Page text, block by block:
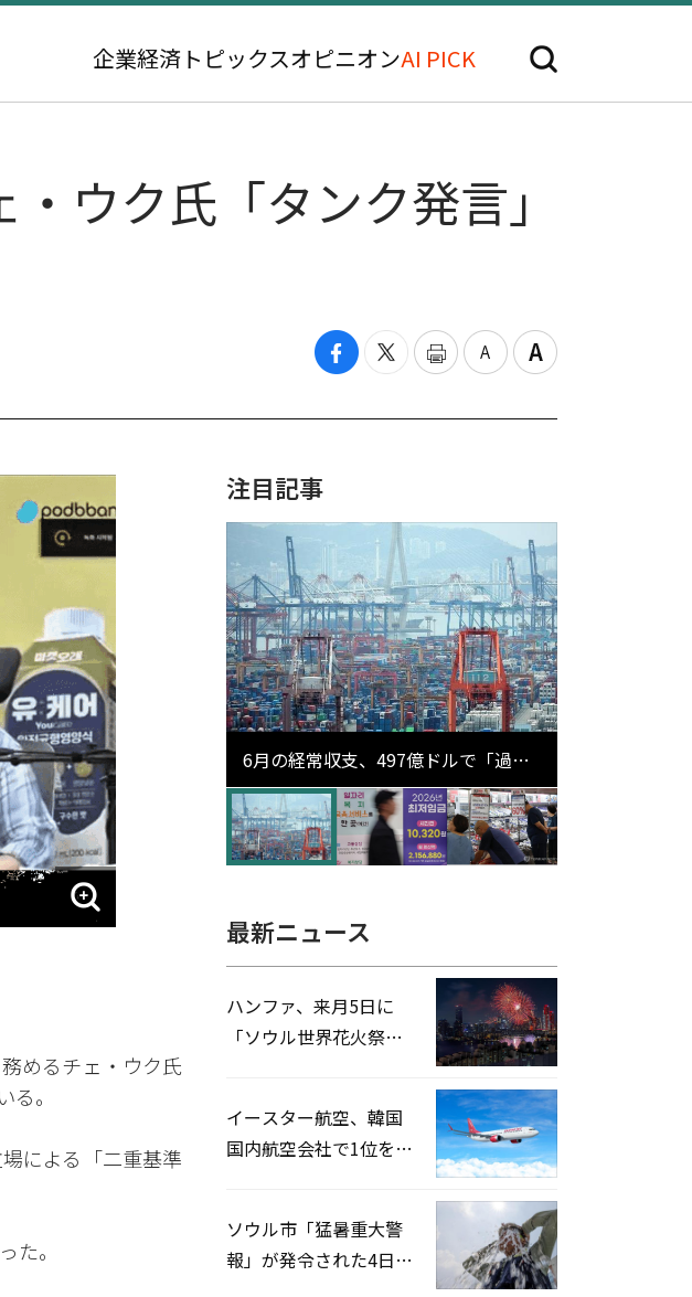
企業経済 トピックスオピニオンAI PICK
ウク氏「タンク発言」
めるチェ・ウク氏
。
による「二重基準
た。
注目記事
6月の経常収支、497億ドルで「過去
最大」…輸出が初の1000億ドル突破
最新ニュース
ハンファ、来月5日に
「ソウル世界花火祭り
イースター航空、韓国
国内航空会社で1位を記
ソウル市「猛暑重大警
報」が発令された4日、